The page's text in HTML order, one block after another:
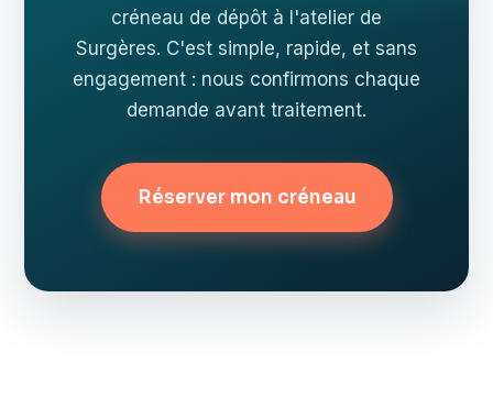
créneau de dépôt à l'atelier de
Surgères. C'est simple, rapide, et sans
engagement : nous confirmons chaque
demande avant traitement.
Réserver mon créneau